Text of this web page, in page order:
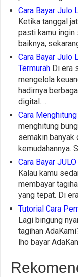
Cara Bayar Julo
Ketika tanggal
pasti kamu ingin
baiknya,
Cara Bayar Julo
Termurah Di era
mengelola
hadirnya
digital.…
Cara
menghitung
semakin banyak
kemudahannya.
Cara Bayar
Kalau kamu
membayar
yang tepat. Di
Tutorial Cara
Lagi bingung
tagihan
lho bayar